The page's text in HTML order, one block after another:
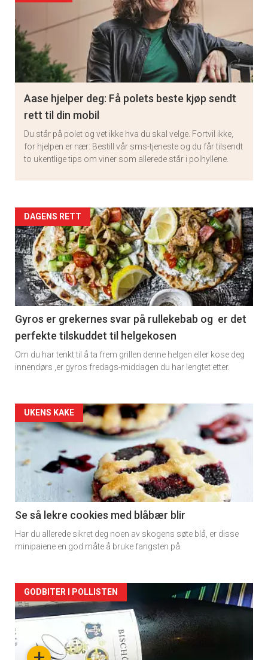
Aase hjelper deg: Få polets beste kjøp sendt
rett til din mobil
Du står på polet og vet ikke hva du skal velge. Fortvil ikke,
for hjelpen er nær: Bestill vår sms-tjeneste og du får tilsendt
to ukentlige tips om viner som allerede står i polhyllene.
Artikler
detail
-
section
11
DAGENS RETT
Gyros er grekernes svar på rullekebab og er det
perfekte tilskuddet til helgekosen
Om du har tenkt til å ta frem grillen denne helgen eller kose deg
innendørs ,er gyros fredags-middagen du har lengtet etter.
Artikler
detail
-
section
11
Dagens
UKENS KAKE
Se så lekre cookies med blåbær blir
Har du allerede sikret deg noen av skogens søte blå, er disse
minipaiene en god måte å bruke fangsten på.
Artikler
detail
-
GODBITER I POLLISTEN